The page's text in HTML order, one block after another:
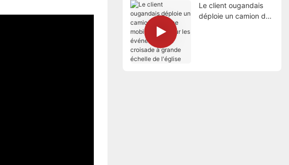
Le client ougandais
déploie un camion de